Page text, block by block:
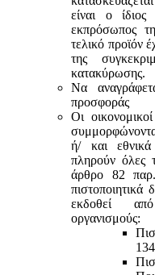
είναι ο
εκπρόσωπος
τελικό προϊόν
της
κατακύρωσης.
Να
προσφοράς
Οι
ή/ και
πληρούν όλες
άρθρο 82
πιστοποιητικά
εκδοθεί από
οργανισμούς: